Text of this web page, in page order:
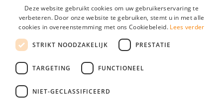
E-mail*
Wachtwoord
login gegevens onthouden
login
Bedrijf aanmelden
Deze website gebruikt cookies om uw gebruikerservaring te
verbeteren. Door onze website te gebruiken, stemt u in met alle
cookies in overeenstemming met ons Cookiebeleid. Lees verder
STRIKT NOODZAKELIJK PRESTATIE
TARGETING FUNCTIONEEL
NIET-GECLASSIFICEERD